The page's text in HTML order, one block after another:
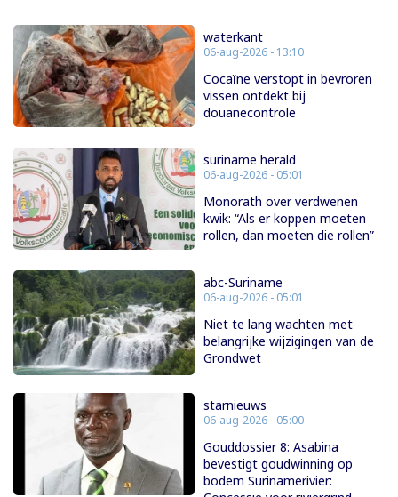
waterkant
06-aug-2026 - 13:10
Cocaïne verstopt in bevroren
vissen ontdekt bij
douanecontrole
suriname herald
06-aug-2026 - 05:01
Monorath over verdwenen
kwik: “Als er koppen moeten
rollen, dan moeten die rollen”
abc-Suriname
06-aug-2026 - 05:01
Niet te lang wachten met
belangrijke wijzigingen van de
Grondwet
starnieuws
06-aug-2026 - 05:00
Gouddossier 8: Asabina
bevestigt goudwinning op
bodem Surinamerivier: